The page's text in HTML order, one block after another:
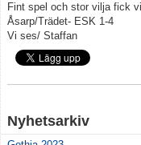
Fint spel och stor vilja fick
Åsarp/Trädet- ESK 1-4
Vi ses/ Staffan
Nyhetsarkiv